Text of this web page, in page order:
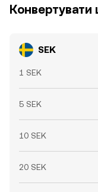
Конвертувати
SEK
1 SEK
5 SEK
10 SEK
20 SEK